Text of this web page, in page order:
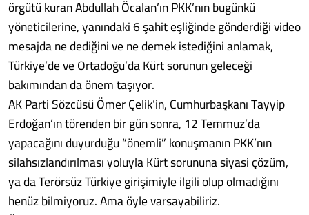
örgütü kuran Abdullah Öcalan’ın PKK’nın bugünkü
yöneticilerine, yanındaki 6 şahit eşliğinde gönderdiği video
mesajda ne dediğini ve ne demek istediğini anlamak,
Türkiye’de ve Ortadoğu’da Kürt sorunun geleceği
bakımından da önem taşıyor.
AK Parti Sözcüsü Ömer Çelik’in, Cumhurbaşkanı Tayyip
Erdoğan’ın törenden bir gün sonra, 12 Temmuz’da
yapacağını duyurduğu “önemli” konuşmanın PKK’nın
silahsızlandırılması yoluyla Kürt sorununa siyasi çözüm,
ya da Terörsüz Türkiye girişimiyle ilgili olup olmadığını
henüz bilmiyoruz. Ama öyle varsayabiliriz.